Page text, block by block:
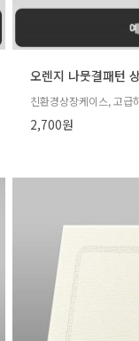
오렌지 나뭇결패턴
친환경상장케이스, 고급
2,700원